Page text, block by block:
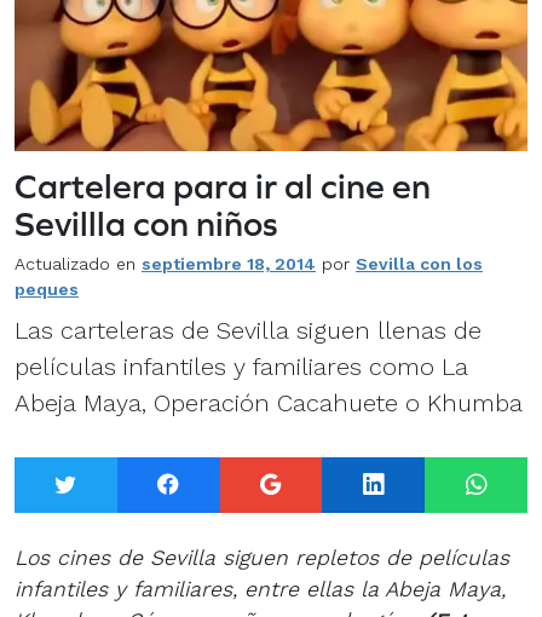
Cartelera para ir al cine en
Sevillla con niños
Actualizado en septiembre 18, 2014 por Sevilla con los
peques
Las carteleras de Sevilla siguen llenas de
películas infantiles y familiares como La
Abeja Maya, Operación Cacahuete o Khumba
Twitter Facebook Google+ LinkedIn
Los cines de Sevilla siguen repletos de películas
infantiles y familiares, entre ellas la Abeja Maya,